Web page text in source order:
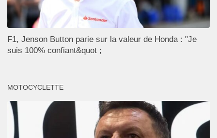
F1, Jenson Button parie sur la valeur de Honda : "Je
suis 100% confiant&quot ;
MOTOCYCLETTE